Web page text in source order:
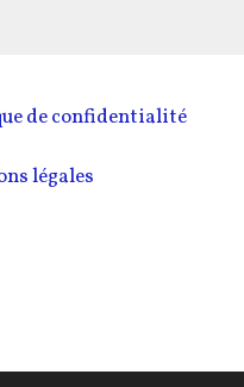
de confidentialité
légales